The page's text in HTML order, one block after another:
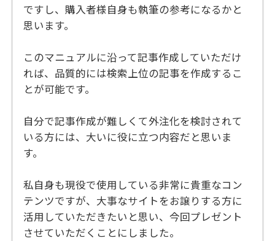
ですし、購入者様自身も執筆の参考になるかと
思います。
このマニュアルに沿って記事作成していただけ
れば、品質的には検索上位の記事を作成するこ
とが可能です。
自分で記事作成が難しくて外注化を検討されて
いる方には、大いに役に立つ内容だと思いま
す。
私自身も現役で使用している非常に貴重なコン
テンツですが、大事なサイトをお譲りする方に
活用していただきたいと思い、今回プレゼント
させていただくことにしました。